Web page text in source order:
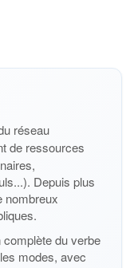
réseau
de ressources
Depuis plus
nombreux
du verbe
modes, avec